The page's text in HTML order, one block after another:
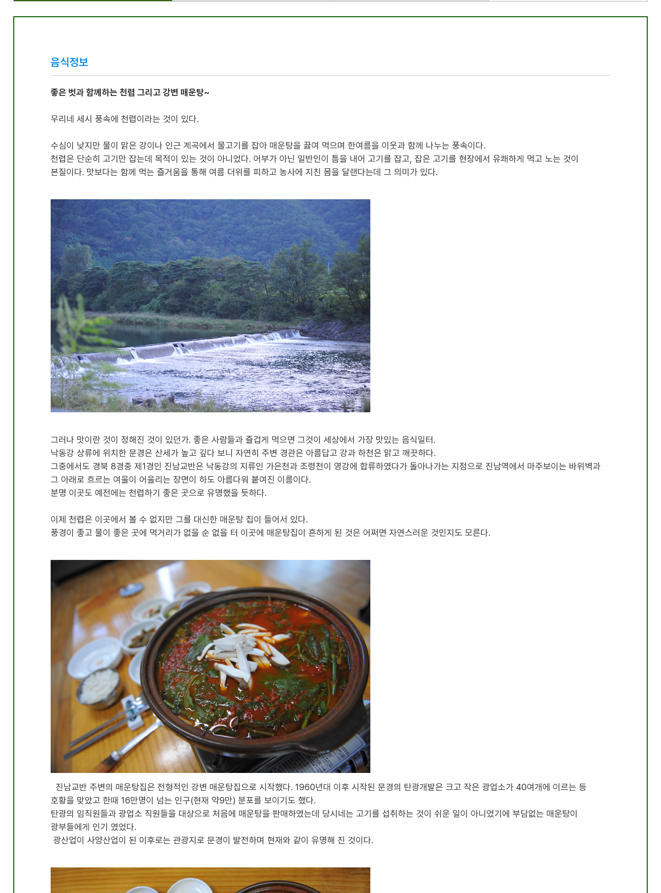
음식정보
좋은 벗과 함께하는 천렵 그리고 강변 매운탕~
우리네 세시 풍속에 천렵이라는 것이 있다.
수심이 낮지만 물이 맑은 강이나 인근 계곡에서 물고기를 잡아 매운탕을 끓여 먹으며 한여름을 이웃과 함께 나누는 풍속이다.
천렵은 단순히 고기만 잡는데 목적이 있는 것이 아니었다. 어부가 아닌 일반인이 틈을 내어 고기를 잡고 ,잡은 고기를 현장에서 유쾌하게 먹고 노는 것이
본질이다. 맛보다는 함께 먹는 즐거움을 통해 여름 더위를 피하고 농사에 지친 몸을 달랜다는데 그 의미가 있다.
그러나 맛이란 것이 정해진 것이 있던가.좋은 사람들과 즐겁게 먹으면 그것이 세상에서 가장 맛있는 음식일터.
낙동강 상류에 위치한 문경은 산세가 높고 깊다 보니 자연히 주변 경관은 아름답고 강과 하천은 맑고 깨끗하다.
그중에서도 경북 8경중 제1경인 진남교반은 낙동강의 지류인 가은천과 조령천이 영강에 합류하였다가 돌아나가는 지점으로 진남역에서 마주보이는 바위벽과
그 아래로 흐르는 여울이 어울리는 장면이 하도 아름다워 붙여진 이름이다.
분명 이곳도 예전에는 천렵하기 좋은 곳으로 유명했을 듯하다.
이제 천렵은 이곳에서 볼 수 없지만 그를 대신한 매운탕 집이 들어서 있다.
풍경이 좋고 물이 좋은 곳에 먹거리가 없을 순 없을 터 이곳에 매운탕집이 흔하게 된 것은 어쩌면 자연스러운 것인지도 모른다.
진남교반 주변의 매운탕집은 전형적인 강변 매운탕집으로 시작했다. 1960년대 이후 시작된 문경의 탄광개발은 크고 작은 광업소가 40여개에 이르는 등
호황을 맞았고 한때 16만명이 넘는 인구(현재 약9만)분포를 보이기도 했다.
탄광의 임직원들과 광업소 직원들을 대상으로 처음에 매운탕을 판매하였는데 당시네는 고기를 섭취하는 것이 쉬운 일이 아니었기에 부담없는 매운탕이
광부들에게 인기 였었다.
광산업이 사양산업이 된 이후로는 관광지로 문경이 발전하며 현재와 같이 유명해 진 것이다.